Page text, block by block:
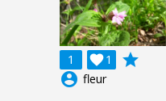
1 1

grade
account_circle fleur